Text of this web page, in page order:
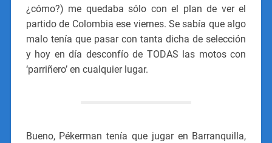
¿cómo?) me quedaba sólo con el plan de ver el
partido de Colombia ese viernes. Se sabía que algo
malo tenía que pasar con tanta dicha de selección
y hoy en día desconfío de TODAS las motos con
‘parriñero’ en cualquier lugar.
Bueno, Pékerman tenía que jugar en Barranquilla,